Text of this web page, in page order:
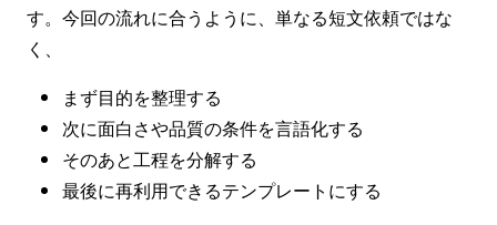
す。今回の流れに合うように、単なる短文依頼ではな
く、
まず目的を整理する
次に面白さや品質の条件を言語化する
そのあと工程を分解する
最後に再利用できるテンプレートにする